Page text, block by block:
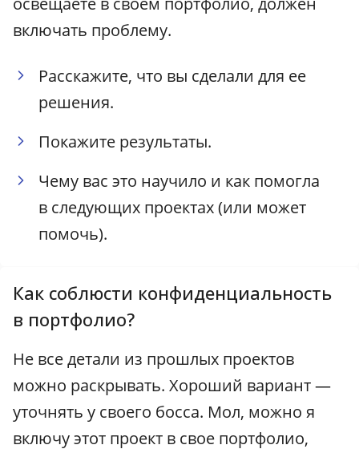
включать проблему.
Расскажите, что вы сделали для ее
решения.
Покажите результаты.
Чему вас это научило и как помогла
в следующих проектах (или может
помочь).
Как соблюсти конфиденциальность
в портфолио?
Не все детали из прошлых проектов
можно раскрывать. Хороший вариант —
уточнять у своего босса. Мол, можно я
включу этот проект в свое портфолио,